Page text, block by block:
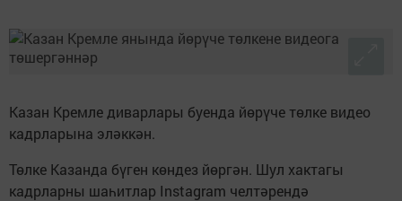
Казан Кремле диварлары буенда йөрүче төлке видео
кадрларына эләккән.
Төлке Казанда бүген көндез йөргән. Шул хактагы
кадрларны шаһитлар Instagram челтәрендә